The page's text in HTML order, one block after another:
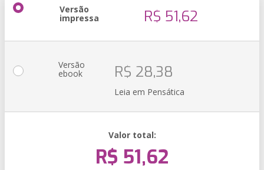
Versão
impressa R$ 51,62
Versão
ebook R$ 28,38
Leia em Pensática
Valor total:
R$ 51,62